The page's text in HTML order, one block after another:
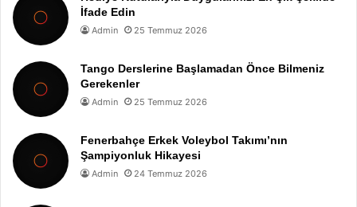
İfade Edin
Admin 25 Temmuz 2026
Tango Derslerine Başlamadan Önce Bilmeniz
Gerekenler
Admin 25 Temmuz 2026
Fenerbahçe Erkek Voleybol Takımı’nın
Şampiyonluk Hikayesi
Admin 24 Temmuz 2026